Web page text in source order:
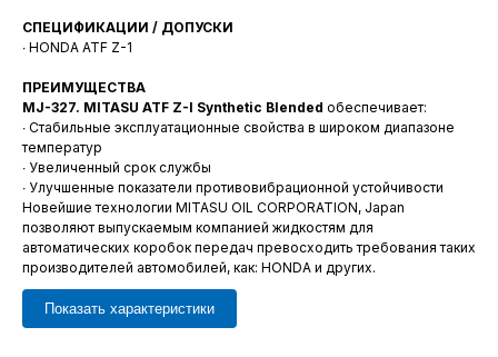
СПЕЦИФИКАЦИИ / ДОПУСКИ
∙ HONDA ATF Z-1
ПРЕИМУЩЕСТВА
MJ-327. MITASU ATF Z-I Synthetic Blended обеспечивает:
∙ Стабильные эксплуатационные свойства в широком диапазоне
температур
∙ Увеличенный срок службы
∙ Улучшенные показатели противовибрационной устойчивости
Новейшие технологии MITASU OIL CORPORATION, Japan
позволяют выпускаемым компанией жидкостям для
автоматических коробок передач превосходить требования таких
производителей автомобилей, как: HONDA и других.
Показать характеристики